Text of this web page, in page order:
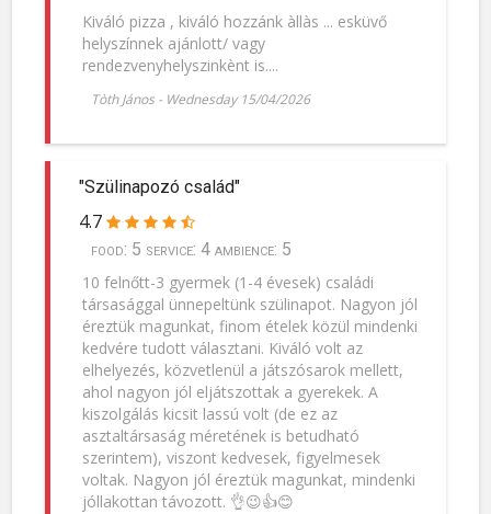
Kiváló pizza , kiváló hozzánk àllàs ... esküvő
helyszínnek ajánlott/ vagy
rendezvenyhelyszinkènt is....
Tòth János - Wednesday 15/04/2026
"Szülinapozó család"
4.7
food: 5 service: 4 ambience: 5
10 felnőtt-3 gyermek (1-4 évesek) családi
társasággal ünnepeltünk szülinapot. Nagyon jól
éreztük magunkat, finom ételek közül mindenki
kedvére tudott választani. Kiváló volt az
elhelyezés, közvetlenül a játszósarok mellett,
ahol nagyon jól eljátszottak a gyerekek. A
kiszolgálás kicsit lassú volt (de ez az
asztaltársaság méretének is betudható
szerintem), viszont kedvesek, figyelmesek
voltak. Nagyon jól éreztük magunkat, mindenki
jóllakottan távozott. 👌😉👍😊